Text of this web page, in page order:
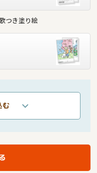
つき塗り絵
む